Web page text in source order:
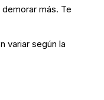
más. Te
variar según la